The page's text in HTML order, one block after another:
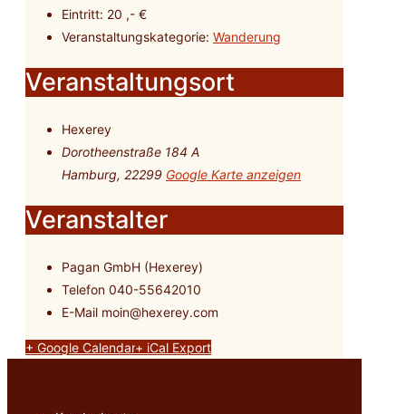
Eintritt: 20 ,- €
Veranstaltungskategorie: Wanderung
Veranstaltungsort
Hexerey
Dorotheenstraße 184 A
Hamburg, 22299 Google Karte anzeigen
Veranstalter
Pagan GmbH (Hexerey)
Telefon 040-55642010
E-Mail moin@hexerey.com
+ Google Calendar+ iCal Export